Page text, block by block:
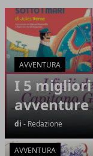
Articoli in Evidenza
AVVENTURA
I 5 migliori
avventure
di - Redazione
AVVENTURA